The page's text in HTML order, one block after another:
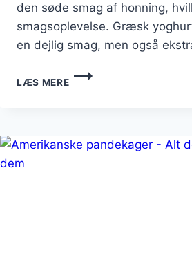
den søde smag af honning,
smagsoplevelse. Græsk
en dejlig smag, men også
LÆS MERE
PANDEKAGER
MED
HONNING